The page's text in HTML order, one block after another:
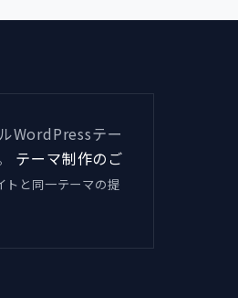
WordPressテー
テーマ制作のご
トと同一テーマの提